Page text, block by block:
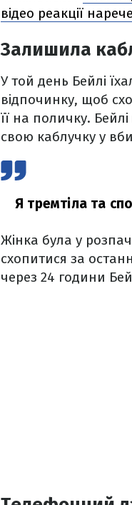
відео реакції
Залишила
У той день Бейлі
відпочинку, щоб
її на поличку.
свою каблучку у
Я тремтіла та
Жінка була у
схопитися за
через 24 години